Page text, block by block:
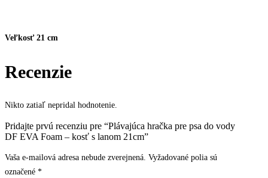
Veľkosť 21 cm
Recenzie
Nikto zatiaľ nepridal hodnotenie.
Pridajte prvú recenziu pre “Plávajúca hračka pre psa do vody
DF EVA Foam – kosť s lanom 21cm”
Vaša e-mailová adresa nebude zverejnená. Vyžadované polia sú
označené *